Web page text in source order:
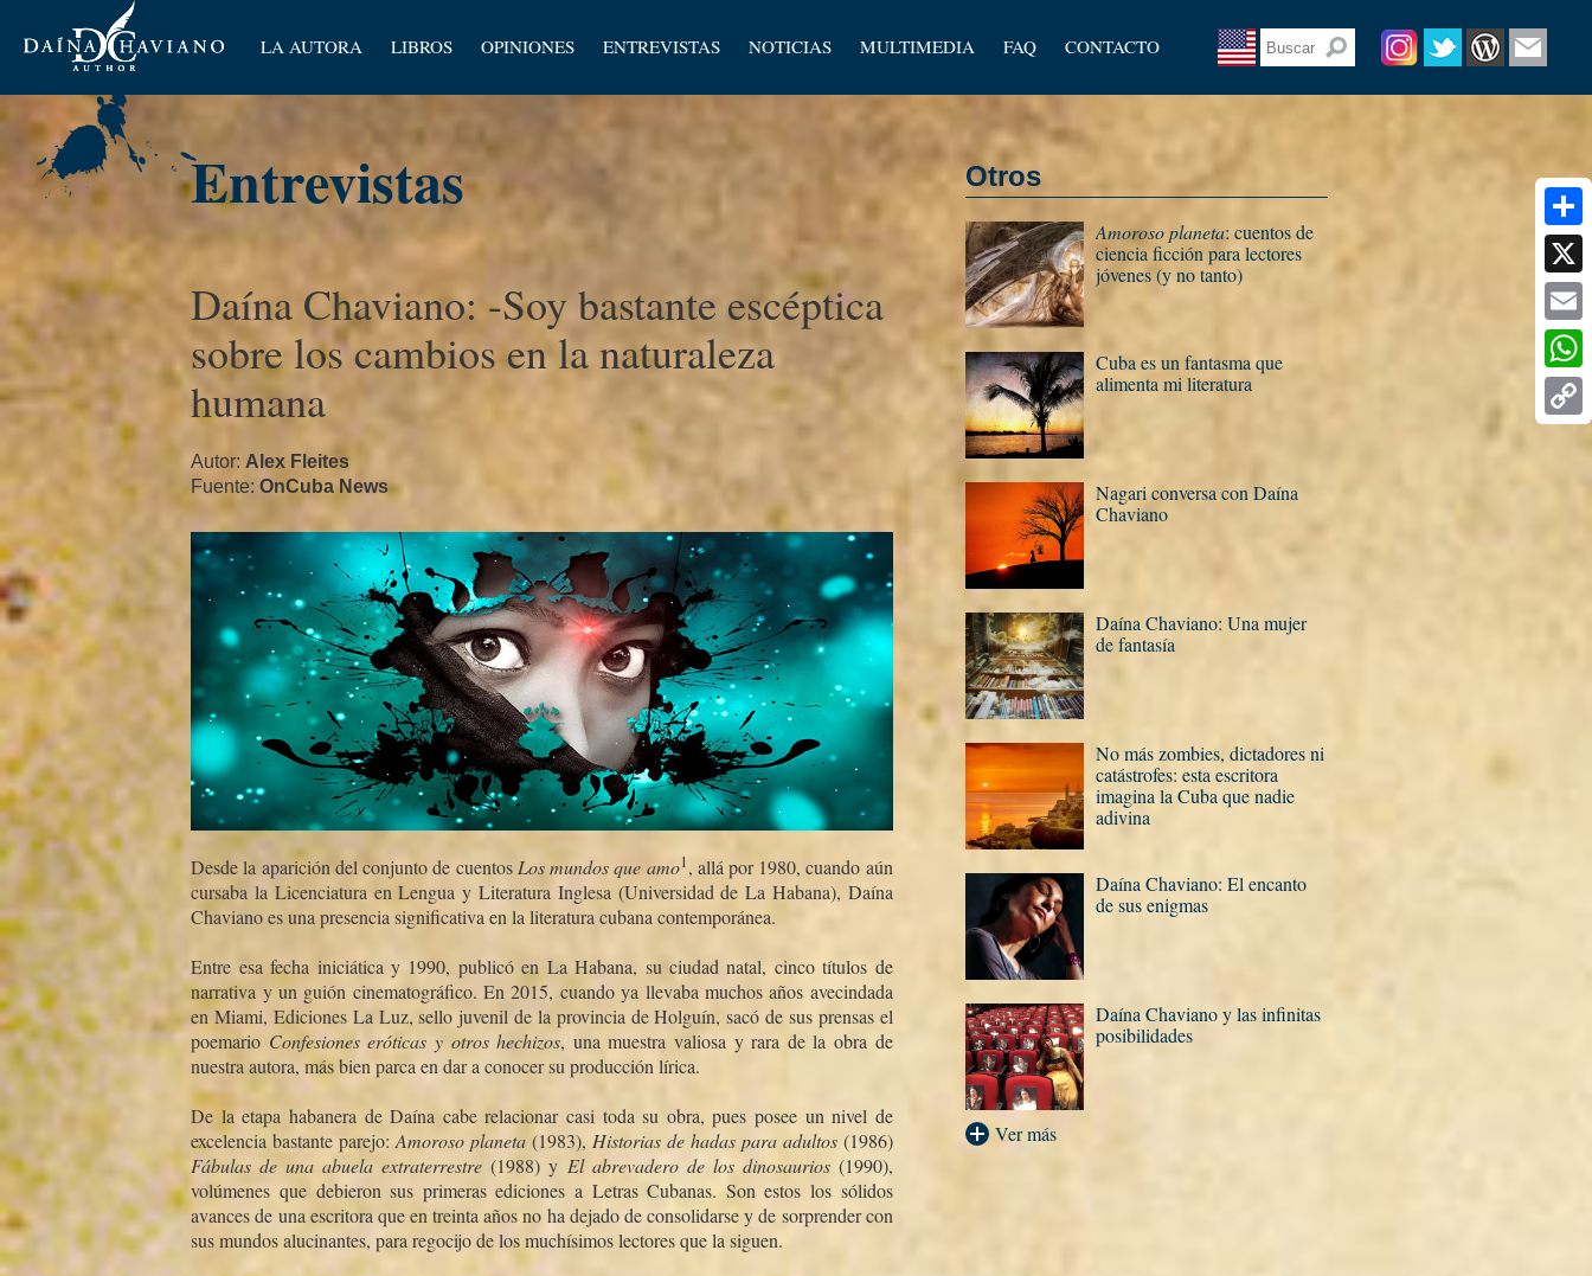
LA AUTORA LIBROS OPINIONES
Artículos
ENTREVISTAS NOTICIAS MULTIMEDIA FAQ CONTACTO
Entrevistas
Daí­na Chaviano: -Soy bastante escéptica
sobre los cambios en la naturaleza
humana 
Autor: Alex Fleites
Fuente:OnCuba News
Desde la aparición del conjunto de cuentos Los mundos que amo1, allá por 1980, cuando aún
cursaba la Licenciatura en Lengua y Literatura Inglesa (Universidad de La Habana), Daí­na
Chaviano es una presencia significativa en la literatura cubana contemporánea.
Entre esa fecha iniciática y 1990, publicó en La Habana, su ciudad natal, cinco tí­tulos de
narrativa y un guión cinematográfico. En 2015, cuando ya llevaba muchos años avecindada
en Miami, Ediciones La Luz, sello juvenil de la provincia de Holguí­n, sacó de sus prensas el
poemario Confesiones eróticas y otros hechizos, una muestra valiosa y rara de la obra de
nuestra autora, más bien parca en dar a conocer su producción lí­rica.
De la etapa habanera de Daí­na cabe relacionar casi toda su obra, pues posee un nivel de
excelencia bastante parejo:Amoroso planeta(1983), Historias de hadas para adultos(1986)
Fábulas de una abuela extraterrestre (1988) y El abrevadero de los dinosaurios(1990),
volúmenes que debieron sus primeras ediciones a Letras Cubanas. Son estos los sólidos
avances de una escritora que en treinta años no ha dejado de consolidarse y de sorprender con
sus mundos alucinantes, para regocijo de los muchí­simos lectores que la siguen.
Otros
Amoroso planeta: cuentos de
ciencia ficción para lectores
jóvenes (y no tanto)
Cuba es un fantasma que
alimenta mi literatura
Nagari conversa con Daí­na
Chaviano
Daí­na Chaviano: Una mujer
de fantasí­a
No más zombies, dictadores ni
catástrofes: esta escritora
imagina la Cuba que nadie
adivina
Daí­na Chaviano: El encanto
de sus enigmas
Daí­na Chaviano y las infinitas
posibilidades
Ver más
Share
X
Email